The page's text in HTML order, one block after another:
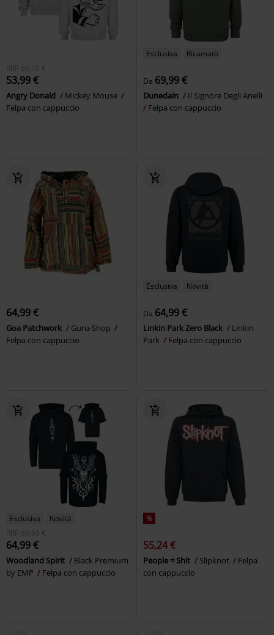
RRP 65,70 €
53,99 €
Angry Donald
Mickey Mouse
Felpa con cappuccio
Esclusiva Ricamato
Da 69,99 €
Dunedain
Il Signore Degli Anelli
Felpa con cappuccio
64,99 €
Goa Patchwork
Guru-Shop
Felpa con cappuccio
Esclusiva Novità
Da 64,99 €
Linkin Park Zero Black
Linkin
Park
Felpa con cappuccio
Esclusiva
Novità
RRP
69,99 €
64,99 €
Woodland Spirit
Black Premium
by EMP
Felpa con cappuccio
%
55,24 €
People = Shit Slipknot
Felpa
con cappuccio